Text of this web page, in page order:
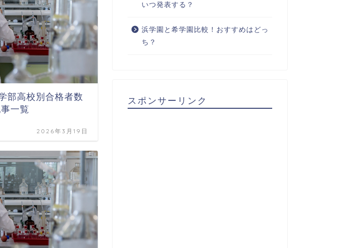
部高校別合格者数
一覧
2026年3月19日
いつ発表する？
浜学園と希学園比較！おすすめはどっ
ち？
スポンサーリンク